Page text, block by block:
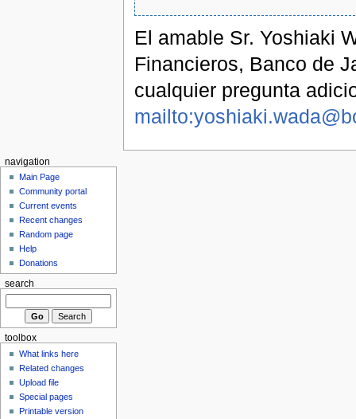
El amable Sr. Yoshiaki
Financieros, Banco de
cualquier pregunta
navigation
Main Page
Community portal
Current events
Recent changes
Random page
Help
Donations
search
toolbox
What links here
Related changes
Upload file
Special pages
Printable version